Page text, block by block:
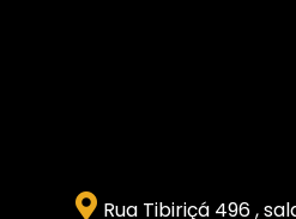
Rua Tibiriçá 496 ,